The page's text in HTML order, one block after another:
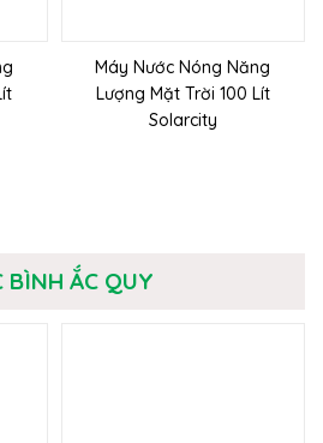
Máy Nước Nóng Năng
Lượng Mặt Trời 100 Lít
Solarcity
BÌNH ẮC QUY